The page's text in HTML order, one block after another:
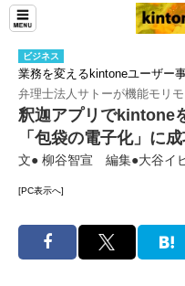
ビジネス
業務を変えるkintoneユーザー
弁理士法人サトーが機能モリ
釈迦アプリでkintone
「包袋の電子化」に
文● 柳谷智宣 編集●大谷イ
[PC表示へ]